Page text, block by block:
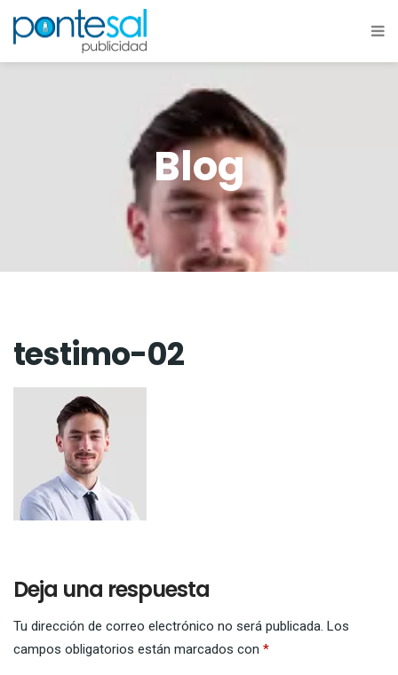
Blog
testimo-02
Deja una respuesta
Tu dirección de correo electrónico no será publicada. Los
campos obligatorios están marcados con *